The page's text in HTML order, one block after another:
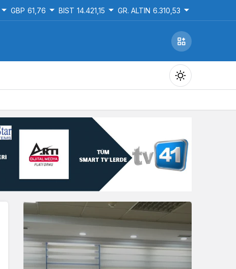
GBP 61,76 BIST 14.421,15 GR. ALTIN 6.310,53
Gündüz Modu
Gündüz modunu seçin.
Gece modunu seçin.
Sistem Modu
Sistem modunu seçin.